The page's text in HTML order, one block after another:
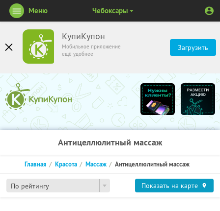
КупиКупон
Мобильное приложение
ещё удобнее
Загрузить
Меню Чебоксары
Антицеллюлитный массаж
По рейтингу
Главная Красота Массаж Антицеллюлитный массаж
Показать на карте